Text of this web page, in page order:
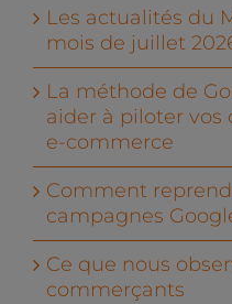
Les actualités du
mois de juillet
La méthode de
aider à piloter vos
e-commerce
Comment
campagnes
Ce que nous
commerçants